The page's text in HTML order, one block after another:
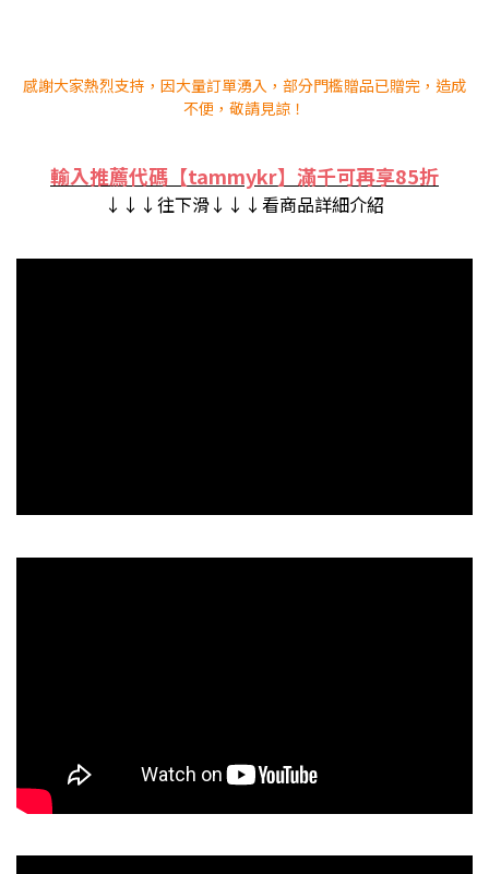
感謝大家熱烈支持，因大量訂單湧入，部分門檻贈品已贈完，造成
不便，敬請見諒！
輸入推薦代碼【tammykr】滿千可再享85折
↓↓↓往下滑↓↓↓看商品詳細介紹